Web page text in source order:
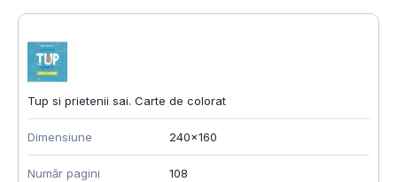
Tup si prietenii sai. Carte de colorat
Dimensiune 240x160
Număr pagini 108